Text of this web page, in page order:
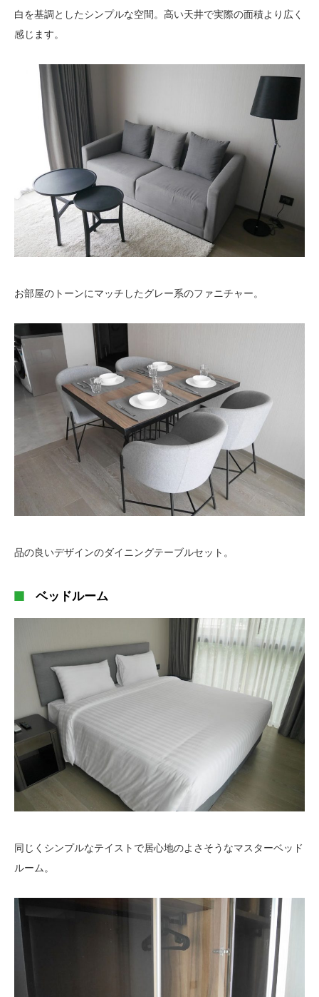
白を基調としたシンプルな空間。高い天井で実際の面積より広く
感じます。
お部屋のトーンにマッチしたグレー系のファニチャー。
品の良いデザインのダイニングテーブルセット。
ベッドルーム
同じくシンプルなテイストで居心地のよさそうなマスターベッド
ルーム。